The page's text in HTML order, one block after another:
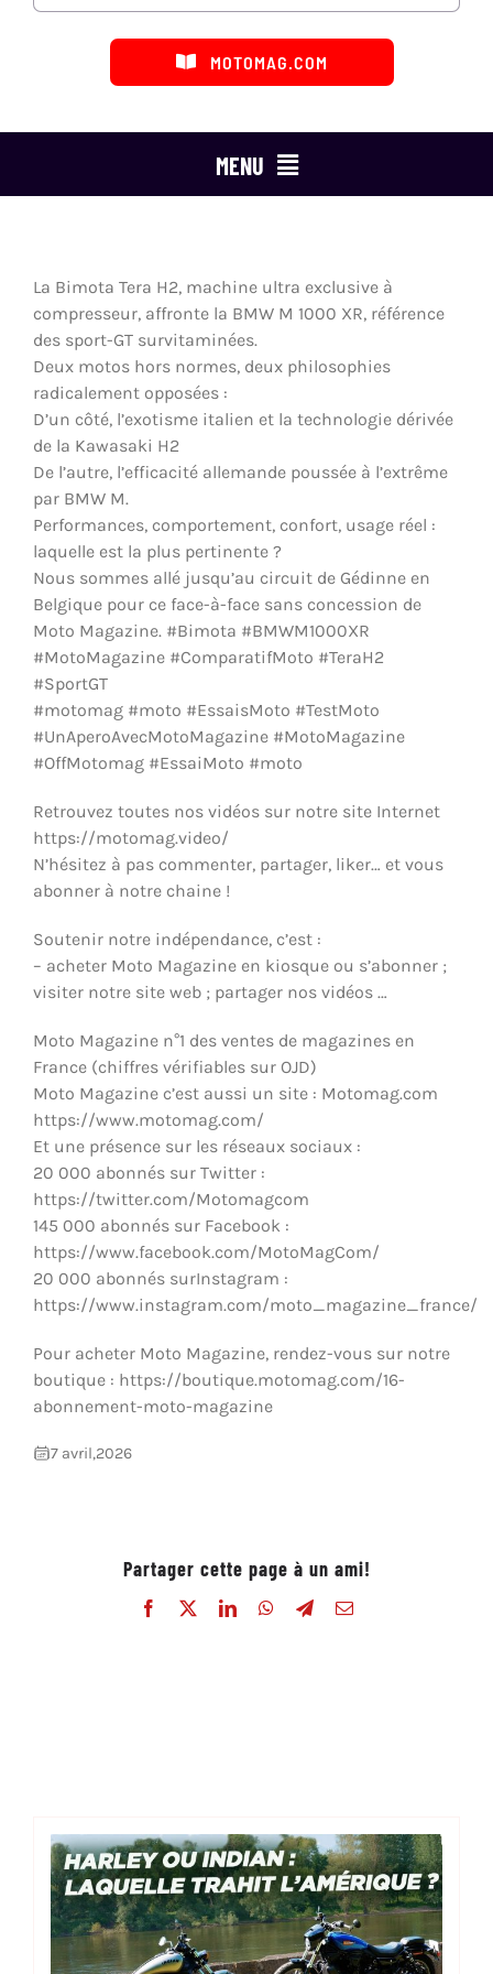
MOTOMAG.COM
MENU
MARQUES
CATÉGORIES
LES ÉMISSIONS
DÉFENSE DU MOTARD
ÉQUIPEMENTS & MÉCANIQUE
La Bimota Tera H2, machine ultra exclusive à
compresseur, affronte la BMW M 1000 XR, référence
des sport-GT survitaminées.
Deux motos hors normes, deux philosophies
radicalement opposées :
D’un côté, l’exotisme italien et la technologie dérivée
de la Kawasaki H2
De l’autre, l’efficacité allemande poussée à l’extrême
par BMW M.
Performances, comportement, confort, usage réel :
laquelle est la plus pertinente ?
Nous sommes allé jusqu’au circuit de Gédinne en
Belgique pour ce face-à-face sans concession de
Moto Magazine. #Bimota #BMWM1000XR
#MotoMagazine #ComparatifMoto #TeraH2
#SportGT
#motomag #moto #EssaisMoto #TestMoto
#UnAperoAvecMotoMagazine #MotoMagazine
#OffMotomag #EssaiMoto #moto
Retrouvez toutes nos vidéos sur notre site Internet
https://motomag.video/
N’hésitez à pas commenter, partager, liker… et vous
abonner à notre chaine !
Soutenir notre indépendance, c’est :
– acheter Moto Magazine en kiosque ou s’abonner ;
visiter notre site web ; partager nos vidéos …
Moto Magazine n°1 des ventes de magazines en
France (chiffres vérifiables sur OJD)
Moto Magazine c’est aussi un site : Motomag.com
https://www.motomag.com/
Et une présence sur les réseaux sociaux :
20 000 abonnés sur Twitter :
https://twitter.com/Motomagcom
145 000 abonnés sur Facebook :
https://www.facebook.com/MotoMagCom/
20 000 abonnés surInstagram :
https://www.instagram.com/moto_magazine_france/
Pour acheter Moto Magazine, rendez-vous sur notre
boutique : https://boutique.motomag.com/16-
abonnement-moto-magazine
7 avril,2026
Partager cette page à un ami!
Facebook LinkedInWhatsApp
TelegramEmail